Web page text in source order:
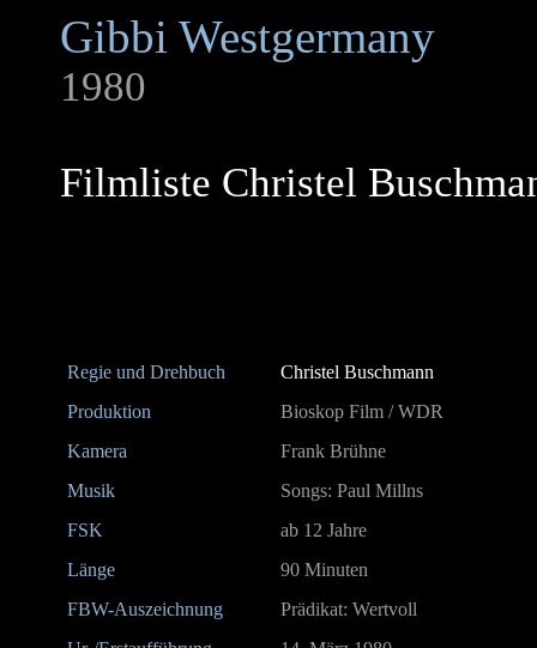
Gibbi Westgermany
1980
Filmliste Christel
Regie und Drehbuch
Christel Buschmann
Produktion
Bioskop Film / WDR
Kamera
Frank Brühne
Musik
Songs: Paul Millns
FSK
ab 12 Jahre
Länge
90 Minuten
FBW-Auszeichnung
Prädikat: Wertvoll